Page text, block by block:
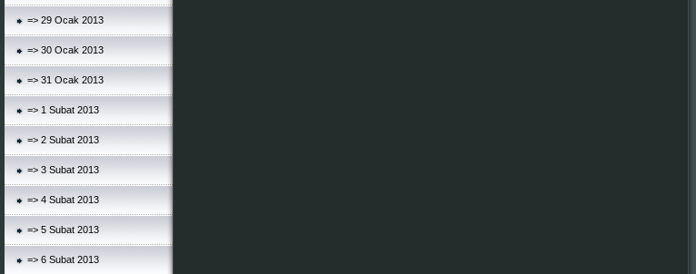
=> 29 Ocak 2013
=> 30 Ocak 2013
=> 31 Ocak 2013
=> 1 Subat 2013
=> 2 Subat 2013
=> 3 Subat 2013
=> 4 Subat 2013
=> 5 Subat 2013
=> 6 Subat 2013